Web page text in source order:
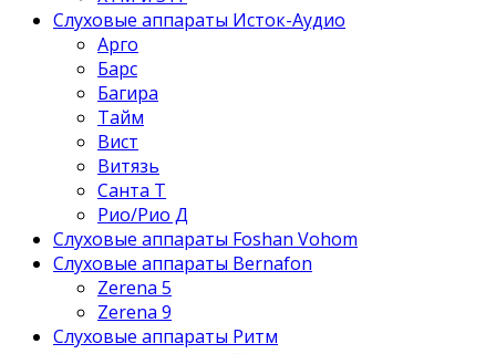
Слуховые аппараты Исток-Аудио
Арго
Барс
Багира
Тайм
Вист
Витязь
Санта Т
Рио/Рио Д
Слуховые аппараты Foshan Vohom
Слуховые аппараты Bernafon
Zerena 5
Zerena 9
Слуховые аппараты Ритм